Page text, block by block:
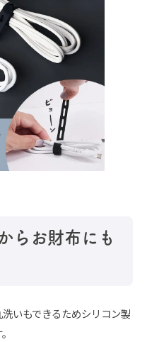
らお財布にも
いもできるためシリコン製